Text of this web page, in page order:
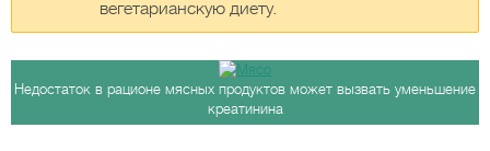
вегетарианскую диету.
Недостаток в рационе мясных продуктов может вызвать уменьшение
креатинина